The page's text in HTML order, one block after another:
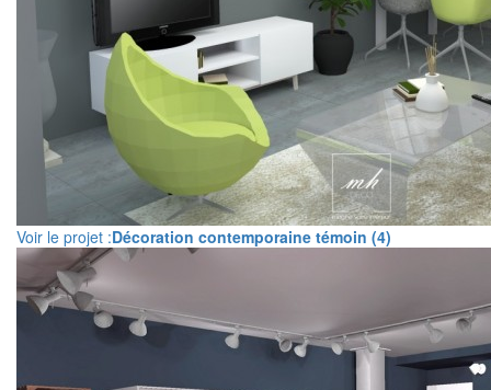
Voir le projet :Décoration contemporaine témoin (4)